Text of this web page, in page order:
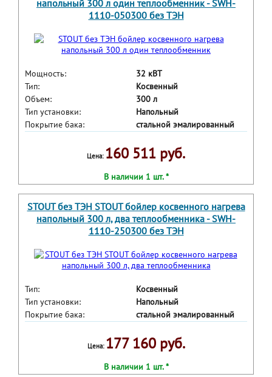
напольный 300 л один теплообменник - SWH-
1110-050300 без ТЭН
Мощность:
32 кВТ
Тип:
Косвенный
Объем:
300 л
Тип установки:
Напольный
Покрытие бака:
стальной эмалированный
Цена: 160 511 руб.
В наличии 1 шт. *
STOUT без ТЭН STOUT бойлер косвенного нагрева
напольный 300 л, два теплообменника - SWH-
1110-250300 без ТЭН
Тип:
Косвенный
Тип установки:
Напольный
Покрытие бака:
стальной эмалированный
Цена: 177 160 руб.
В наличии 1 шт. *